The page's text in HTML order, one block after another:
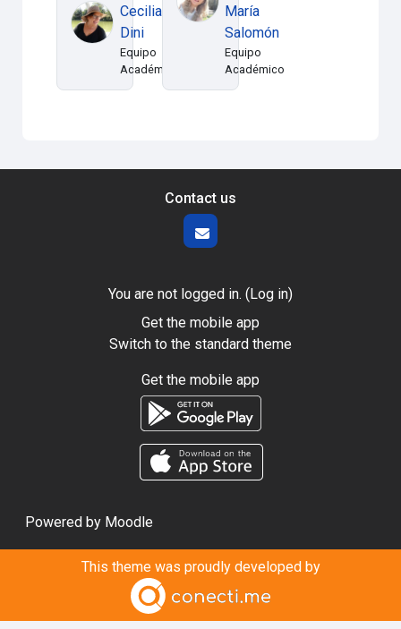
Cecilia
Dini
Equipo
Académico
María
Salomón
Equipo
Académico
Contact us
You are not logged in. ( Log in)
Get the mobile app
Switch to the standard theme
Get the mobile app
Powered by Moodle
This theme was proudly developed by